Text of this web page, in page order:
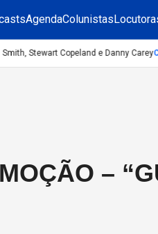
AgendaColunistas
Stewart Copeland e Danny Carey
–